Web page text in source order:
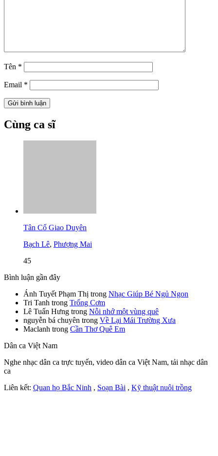
Tên *
Email *
Cùng ca sĩ
Tân Cổ Giao Duyên
Bạch Lê, Phượng Mai
45
Bình luận gần đây
Ánh Tuyết Phạm Thị trong Nhạc Giúp Bé Ngủ Ngon
Tri Tanh trong Trống Cơm
Lê Tuấn Hưng trong Nỗi nhớ một vùng quê
nguyễn bá chuyên trong Về Lại Mái Trường Xưa
Maclanh trong Cần Thơ Quê Em
Dân ca Việt Nam
Nghe nhạc dân ca trực tuyến, video dân ca Việt Nam, tải nhạc dân
ca
Liên kết: Quan họ Bắc Ninh , Soạn Bài , Kỹ thuật nuôi trồng